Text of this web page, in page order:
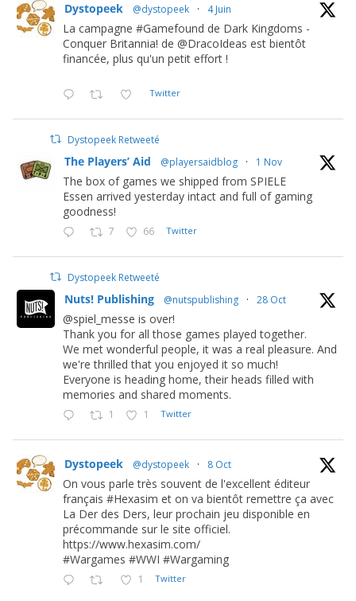
Dystopeek @dystopeek · 4 Juin
La campagne #Gamefound de Dark Kingdoms -
Conquer Britannia! de @DracoIdeas est bientôt
financée, plus qu'un petit effort !
Twitter
Dystopeek Retweeté
The Players’ Aid @playersaidblog · 1 Nov
The box of games we shipped from SPIELE
Essen arrived yesterday intact and full of gaming
goodness!
7 66 Twitter
Dystopeek Retweeté
Nuts! Publishing @nutspublishing · 28 Oct
@spiel_messe is over!
Thank you for all those games played together.
We met wonderful people, it was a real pleasure. And
we're thrilled that you enjoyed it so much!
Everyone is heading home, their heads filled with
memories and shared moments.
1 1 Twitter
Dystopeek @dystopeek · 8 Oct
On vous parle très souvent de l'excellent éditeur
français #Hexasim et on va bientôt remettre ça avec
La Der des Ders, leur prochain jeu disponible en
précommande sur le site officiel.
https://www.hexasim.com/
#Wargames #WWI #Wargaming
1 Twitter